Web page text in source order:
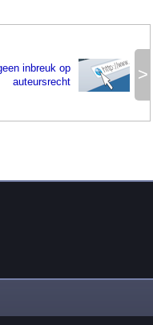
>
inbreuk op
auteursrecht